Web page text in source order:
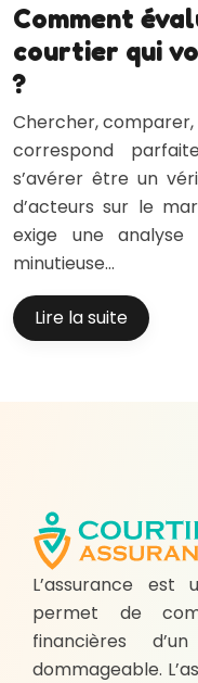
Comment
courtier qui
?
Chercher,
correspond
s’avérer être un
d’acteurs sur le
exige une analyse
minutieuse…
Lire la suite
L’assurance
permet de
financières
dommageable.